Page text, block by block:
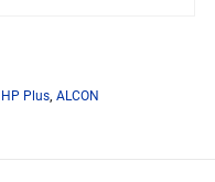
HP Plus ALCON